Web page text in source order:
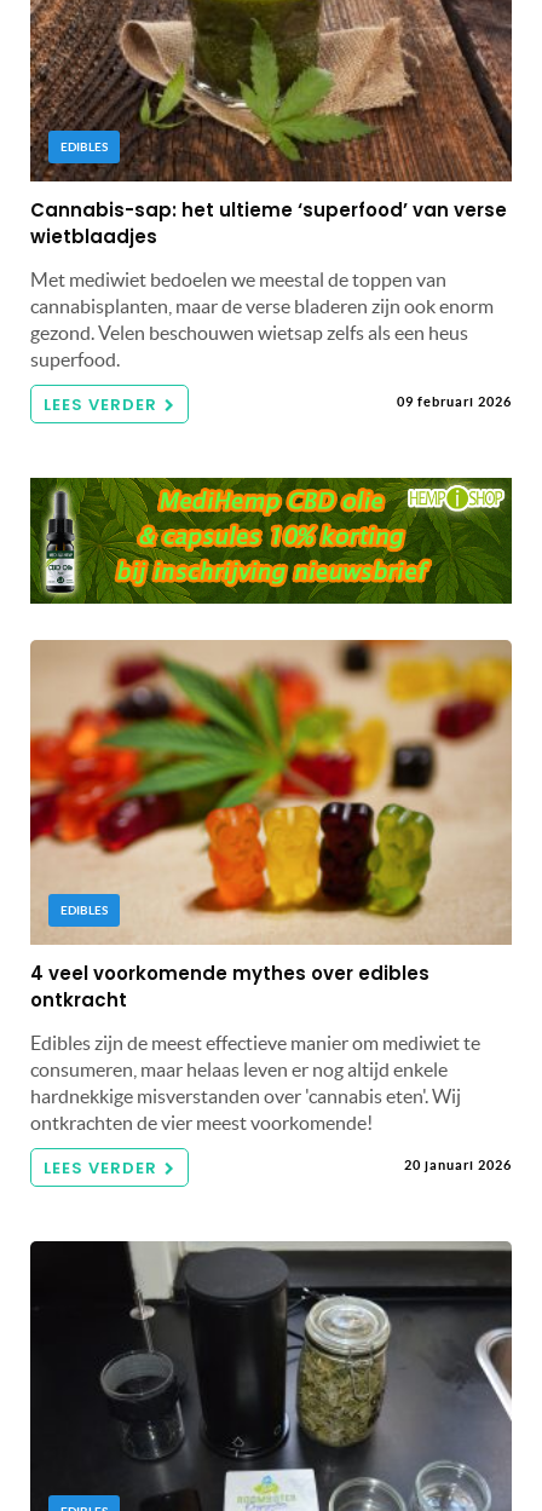
EDIBLES
Cannabis-sap: het ultieme ‘superfood’ van verse
wietblaadjes
Met mediwiet bedoelen we meestal de toppen van
cannabisplanten, maar de verse bladeren zijn ook enorm
gezond. Velen beschouwen wietsap zelfs als een heus
superfood.
LEES VERDER 09 februari 2026
EDIBLES
4 veel voorkomende mythes over edibles
ontkracht
Edibles zijn de meest effectieve manier om mediwiet te
consumeren, maar helaas leven er nog altijd enkele
hardnekkige misverstanden over 'cannabis eten'. Wij
ontkrachten de vier meest voorkomende!
LEES VERDER 20 januari 2026